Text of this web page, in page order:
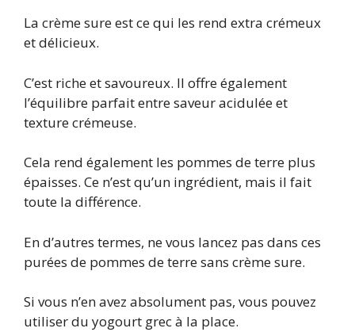
La crème sure est ce qui les rend extra crémeux
et délicieux.
C’est riche et savoureux. Il offre également
l’équilibre parfait entre saveur acidulée et
texture crémeuse.
Cela rend également les pommes de terre plus
épaisses. Ce n’est qu’un ingrédient, mais il fait
toute la différence.
En d’autres termes, ne vous lancez pas dans ces
purées de pommes de terre sans crème sure.
Si vous n’en avez absolument pas, vous pouvez
utiliser du yogourt grec à la place.